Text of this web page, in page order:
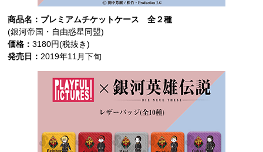
商品名：プレミアムチケットケース 全２種
(銀河帝国・自由惑星同盟)
価格：3180円(税抜き)
発売日： 2019年11月下旬